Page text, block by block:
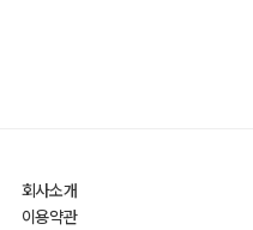
회사소개
이용약관